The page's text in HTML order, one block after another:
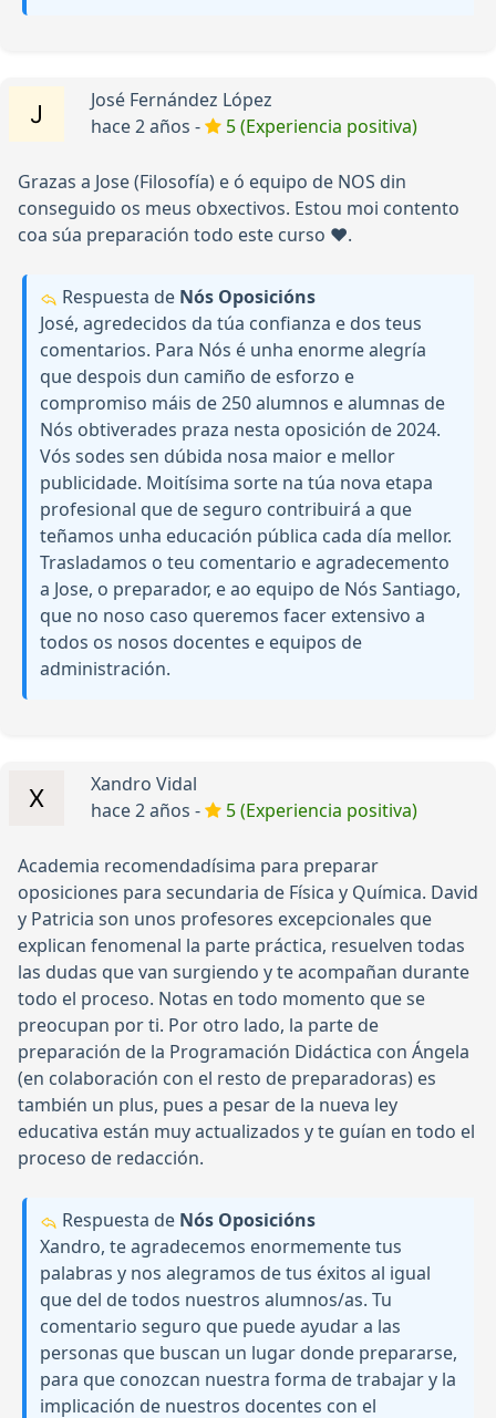
José Fernández López
hace 2 años -
5 (Experiencia positiva)
Grazas a Jose (Filosofía) e ó equipo de NOS din
conseguido os meus obxectivos. Estou moi contento
coa súa preparación todo este curso ❤️.
Respuesta de Nós Oposicións
José, agredecidos da túa confianza e dos teus
comentarios. Para Nós é unha enorme alegría
que despois dun camiño de esforzo e
compromiso máis de 250 alumnos e alumnas de
Nós obtiverades praza nesta oposición de 2024.
Vós sodes sen dúbida nosa maior e mellor
publicidade. Moitísima sorte na túa nova etapa
profesional que de seguro contribuirá a que
teñamos unha educación pública cada día mellor.
Trasladamos o teu comentario e agradecemento
a Jose, o preparador, e ao equipo de Nós Santiago,
que no noso caso queremos facer extensivo a
todos os nosos docentes e equipos de
administración.
Xandro Vidal
hace 2 años -
5 (Experiencia positiva)
Academia recomendadísima para preparar
oposiciones para secundaria de Física y Química. David
y Patricia son unos profesores excepcionales que
explican fenomenal la parte práctica, resuelven todas
las dudas que van surgiendo y te acompañan durante
todo el proceso. Notas en todo momento que se
preocupan por ti. Por otro lado, la parte de
preparación de la Programación Didáctica con Ángela
(en colaboración con el resto de preparadoras) es
también un plus, pues a pesar de la nueva ley
educativa están muy actualizados y te guían en todo el
proceso de redacción.
Respuesta de Nós Oposicións
Xandro, te agradecemos enormemente tus
palabras y nos alegramos de tus éxitos al igual
que del de todos nuestros alumnos/as. Tu
comentario seguro que puede ayudar a las
personas que buscan un lugar donde prepararse,
para que conozcan nuestra forma de trabajar y la
implicación de nuestros docentes con el